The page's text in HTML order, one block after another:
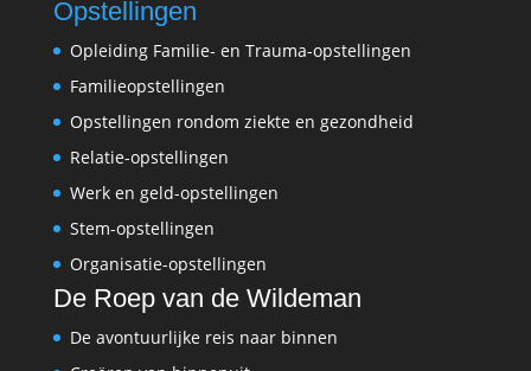
Opstellingen
Opleiding Familie- en Trauma-opstellingen
Familieopstellingen
Opstellingen rondom ziekte en gezondheid
Relatie-opstellingen
Werk en geld-opstellingen
Stem-opstellingen
Organisatie-opstellingen
De Roep van de Wildeman
De avontuurlijke reis naar binnen